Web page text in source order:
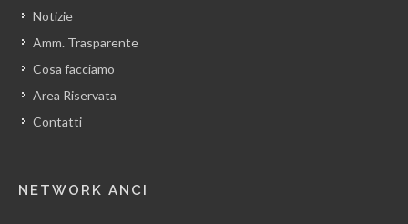
Notizie
Amm. Trasparente
Cosa facciamo
Area Riservata
Contatti
NETWORK ANCI